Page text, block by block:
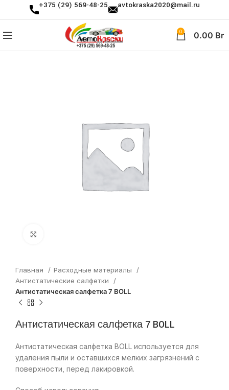
+375 (29) 569-48-25 avtokraska2020@mail.ru
0 0.00 Br
Главная
Расходные материалы
Антистатические салфетки
Антистатическая салфетка 7 BOLL
Антистатическая салфетка 7 BOLL
Антистатическая салфетка BOLL используется для
удаления пыли и оставшихся мелких загрязнений с
поверхности, перед лакировкой.